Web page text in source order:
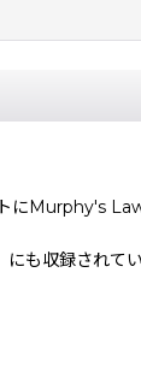
トにMurphy's
も収録されて